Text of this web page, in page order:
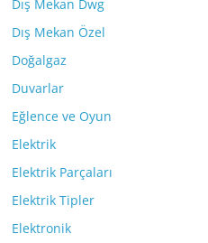
Dış Mekan Dwg
Dış Mekan Özel
Doğalgaz
Duvarlar
Eğlence ve Oyun
Elektrik
Elektrik Parçaları
Elektrik Tipler
Elektronik